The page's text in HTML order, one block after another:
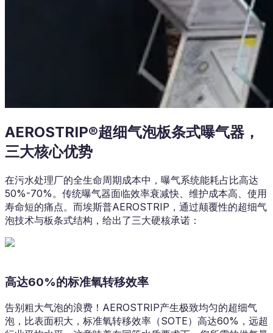
AEROSTRIP®超细气泡板条式曝气器，
三大核心优势
在污水处理厂的全生命周期成本中，曝气系统能耗占比高达
50%-70%。传统曝气器面临效率衰减快、维护成本高、使用
寿命短的痛点。而埃斯普AEROSTRIP，通过颠覆性的超细气
泡技术与板条式结构，给出了三大硬核承诺：
高达60%的标准氧转移效率
告别粗大气泡的浪费！AEROSTRIP产生极致均匀的超细气
泡，比表面积大，标准氧转移效率（SOTE）高达60%，远超